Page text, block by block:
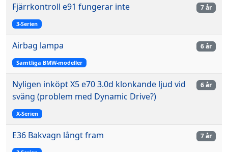
Fjärrkontroll e91 fungerar inte
3-Serien
7 år
Airbag lampa
Samtliga BMW-modeller
6 år
Nyligen inköpt X5 e70 3.0d klonkande ljud vid
sväng (problem med Dynamic Drive?)
X-Serien
6 år
E36 Bakvagn långt fram 7 år